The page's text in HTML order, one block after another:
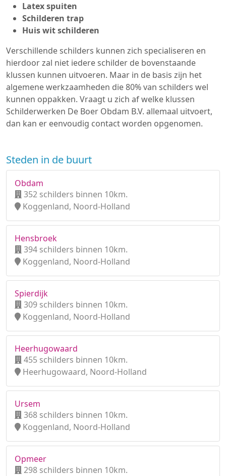
Latex spuiten
Schilderen trap
Huis wit schilderen
Verschillende schilders kunnen zich specialiseren en
hierdoor zal niet iedere schilder de bovenstaande
klussen kunnen uitvoeren. Maar in de basis zijn het
algemene werkzaamheden die 80% van schilders wel
kunnen oppakken. Vraagt u zich af welke klussen
Schilderwerken De Boer Obdam B.V. allemaal uitvoert,
dan kan er eenvoudig contact worden opgenomen.
Steden in de buurt
Obdam
352 schilders binnen 10km.
Koggenland, Noord-Holland
Hensbroek
394 schilders binnen 10km.
Koggenland, Noord-Holland
Spierdijk
309 schilders binnen 10km.
Koggenland, Noord-Holland
Heerhugowaard
455 schilders binnen 10km.
Heerhugowaard, Noord-Holland
Ursem
368 schilders binnen 10km.
Koggenland, Noord-Holland
Opmeer
298 schilders binnen 10km.